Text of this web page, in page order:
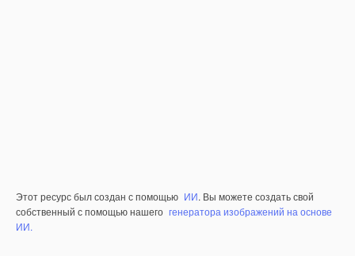
Этот ресурс был создан с помощью ИИ. Вы можете создать свой
собственный с помощью нашего генератора изображений на основе
ИИ.